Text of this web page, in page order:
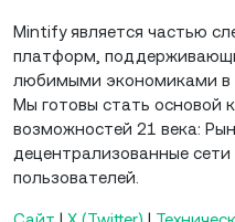
Mintify является частью
платформ,
любимыми экономиками в
Мы готовы стать основой
возможностей 21 века:
децентрализованные
пользователей.